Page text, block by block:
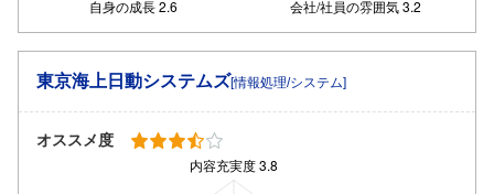
東京海上日動システムズ[情報処理/システム]
オススメ度